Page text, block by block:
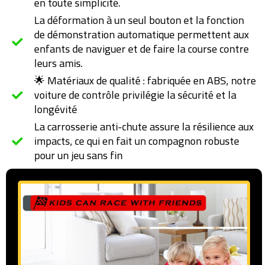
La déformation à un seul bouton et la fonction
de démonstration automatique permettent aux
enfants de naviguer et de faire la course contre
leurs amis.
🌟 Matériaux de qualité : fabriquée en ABS, notre
voiture de contrôle privilégie la sécurité et la
longévité
La carrosserie anti-chute assure la résilience aux
impacts, ce qui en fait un compagnon robuste
pour un jeu sans fin